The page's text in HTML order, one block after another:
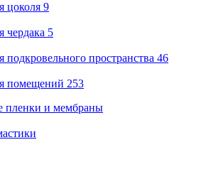
цоколя 9
чердака 5
подкровельного пространства 46
помещений 253
пленки и мембраны